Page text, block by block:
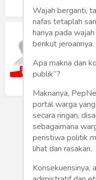
Tekno
Gaya
Wisata
Wanita
Jangan
Ferro
Wajah berganti,
nafas tetaplah
hanya pada
berikut jeroannya.
Apa makna dan
publik”?
Maknanya,
portal warga
secara ringan,
sebagaimana
peristiwa politik
lihat dan rasakan.
Konsekuensinya,